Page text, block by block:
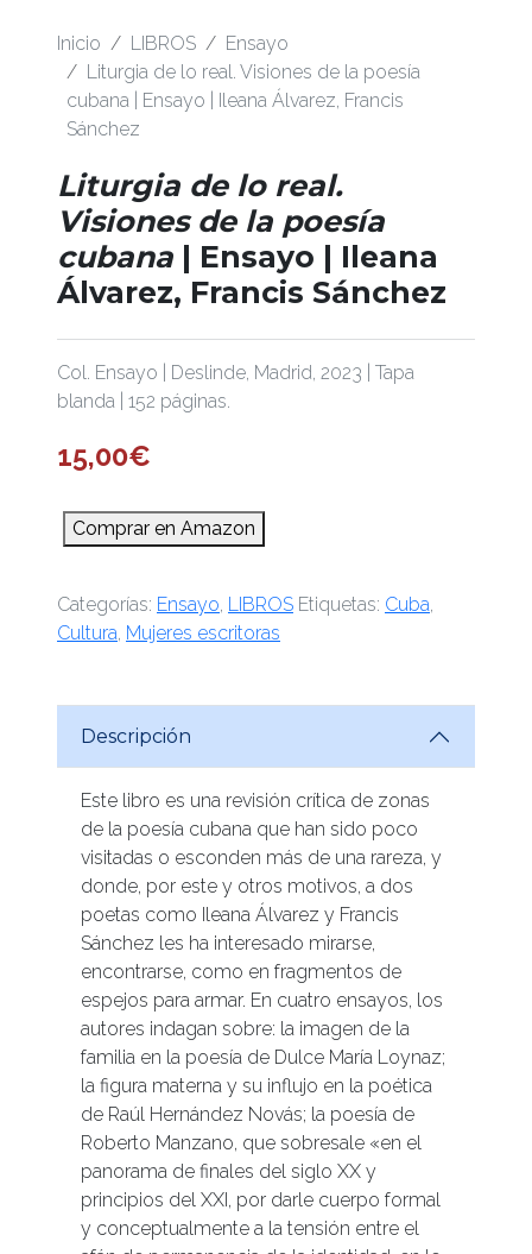
Inicio LIBROS
Ensayo
Liturgia de lo real. Visiones de la poesía
cubana | Ensayo | Ileana Álvarez, Francis
Sánchez
Liturgia de lo real.
Visiones de la poesía
cubana | Ensayo | Ileana
Álvarez, Francis Sánchez
Col. Ensayo | Deslinde, Madrid, 2023 | Tapa
blanda | 152 páginas.
15,00€
Comprar en Amazon
Categorías: Ensayo LIBROS Etiquetas: Cuba
Cultura Mujeres escritoras
Descripción
Este libro es una revisión crítica de zonas
de la poesía cubana que han sido poco
visitadas o esconden más de una rareza, y
donde, por este y otros motivos, a dos
poetas como Ileana Álvarez y Francis
Sánchez les ha interesado mirarse,
encontrarse, como en fragmentos de
espejos para armar. En cuatro ensayos, los
autores indagan sobre: la imagen de la
familia en la poesía de Dulce María Loynaz;
la figura materna y su influjo en la poética
de Raúl Hernández Novás; la poesía de
Roberto Manzano, que sobresale «en el
panorama de finales del siglo XX y
principios del XXI, por darle cuerpo formal
y conceptualmente a la tensión entre el